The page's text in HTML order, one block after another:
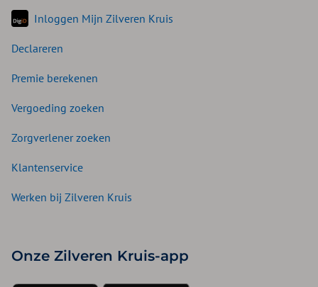
Inloggen Mijn Zilveren Kruis
Declareren
Premie berekenen
Vergoeding zoeken
Zorgverlener zoeken
Klantenservice
Werken bij Zilveren Kruis
Onze Zilveren Kruis-app